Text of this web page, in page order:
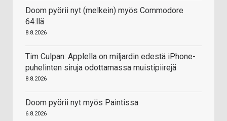
Doom pyörii nyt (melkein) myös Commodore
64:llä
8.8.2026
Tim Culpan: Applella on miljardin edestä iPhone-
puhelinten siruja odottamassa muistipiirejä
8.8.2026
Doom pyörii nyt myös Paintissa
6.8.2026